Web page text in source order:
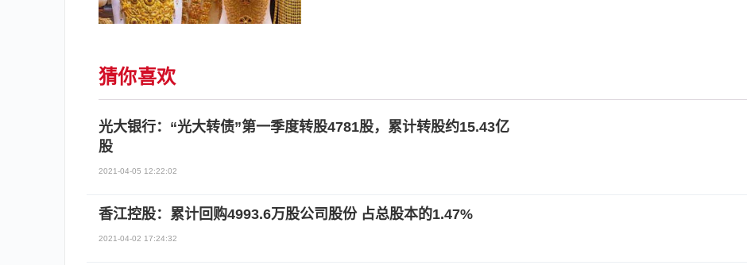
猜你喜欢
光大银行：“光大转债”第一季度转股4781股，累计转股约15.43亿
股
2021-04-05 12:22:02
香江控股：累计回购4993.6万股公司股份 占总股本的1.47%
2021-04-02 17:24:32